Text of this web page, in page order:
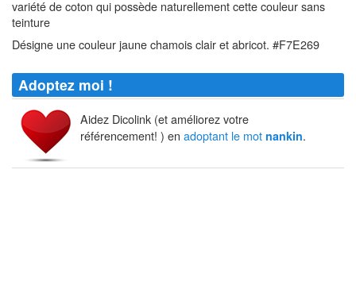
variété de coton qui possède naturellement cette couleur sans
teinture
Désigne une couleur jaune chamois clair et abricot. #F7E269
Adoptez moi !
Aidez Dicolink (et améliorez votre
référencement! ) en adoptant le mot nankin.